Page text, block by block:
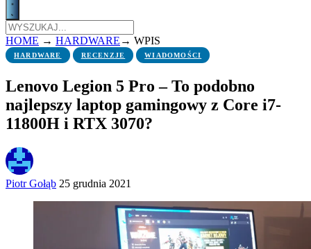
HOME → HARDWARE → WPIS
HARDWARE RECENZJE WIADOMOŚCI
Lenovo Legion 5 Pro – To podobno
najlepszy laptop gamingowy z Core i7-
11800H i RTX 3070?
Piotr Gołąb 25 grudnia 2021